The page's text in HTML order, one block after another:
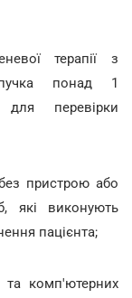
терапії з
пучка понад 1
для перевірки
без пристрою або
які виконують
пацієнта;
та комп'ютерних